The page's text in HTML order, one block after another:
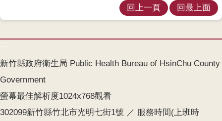
策
網
站
資
料
放
回上一頁 回最上面
:::
新竹縣政府衛生局 Public Health Bureau of HsinChu County
Government
螢幕最佳解析度1024x768觀看
302099新竹縣竹北市光明七街1號 ／ 服務時間(上班時